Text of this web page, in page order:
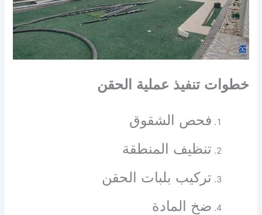
خطوات تنفيذ عملية الحقن
فحص الشقوق
تنظيف المنطقة
تركيب بلبات الحقن
ضخ المادة